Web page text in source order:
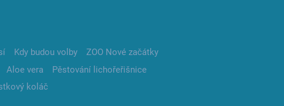
Kdy budou volby
ZOO Nové začátky
Aloe vera
Pěstování lichořeřišnice
koláč